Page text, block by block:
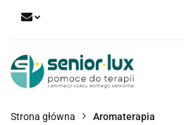
Strona główna Aromaterapia